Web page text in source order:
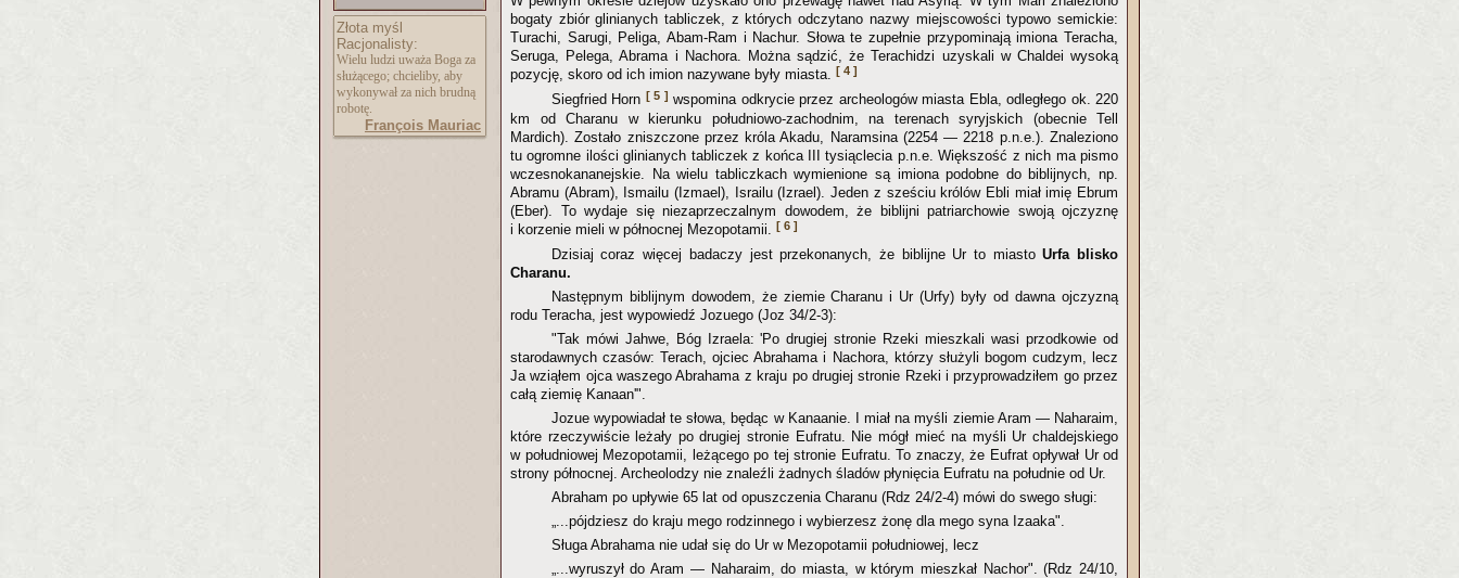
Złota myśl
Racjonalisty:
Wielu ludzi uważa Boga za
służącego; chcieliby, aby
wykonywał za nich brudną
robotę.
François Mauriac
bogaty zbiór glinianych tabliczek, z których odczytano nazwy miejscowości typowo semickie:
Turachi, Sarugi, Peliga, Abam-Ram i Nachur. Słowa te zupełnie przypominają imiona Teracha,
Seruga, Pelega, Abrama i Nachora. Można sądzić, że Terachidzi uzyskali w Chaldei wysoką
pozycję, skoro od ich imion nazywane były miasta. [ 4 ]
Siegfried Horn [ 5 ] wspomina odkrycie przez archeologów miasta Ebla, odległego ok. 220
km od Charanu w kierunku południowo-zachodnim, na terenach syryjskich (obecnie Tell
Mardich). Zostało zniszczone przez króla Akadu, Naramsina (2254 — 2218 p.n.e.). Znaleziono
tu ogromne ilości glinianych tabliczek z końca III tysiąclecia p.n.e. Większość z nich ma pismo
wczesnokananejskie. Na wielu tabliczkach wymienione są imiona podobne do biblijnych, np.
Abramu (Abram), Ismailu (Izmael), Israilu (Izrael). Jeden z sześciu królów Ebli miał imię Ebrum
(Eber). To wydaje się niezaprzeczalnym dowodem, że biblijni patriarchowie swoją ojczyznę
i korzenie mieli w północnej Mezopotamii. [ 6 ]
Dzisiaj coraz więcej badaczy jest przekonanych, że biblijne Ur to miastoUrfa blisko
Charanu.
Następnym biblijnym dowodem, że ziemie Charanu i Ur (Urfy) były od dawna ojczyzną
rodu Teracha, jest wypowiedź Jozuego (Joz 34/2-3):
"Tak mówi Jahwe, Bóg Izraela: 'Po drugiej stronie Rzeki mieszkali wasi przodkowie od
starodawnych czasów: Terach, ojciec Abrahama i Nachora, którzy służyli bogom cudzym, lecz
Ja wziąłem ojca waszego Abrahama z kraju po drugiej stronie Rzeki i przyprowadziłem go przez
całą ziemię Kanaan'".
Jozue wypowiadał te słowa, będąc w Kanaanie. I miał na myśli ziemie Aram — Naharaim,
które rzeczywiście leżały po drugiej stronie Eufratu. Nie mógł mieć na myśli Ur chaldejskiego
w południowej Mezopotamii, leżącego po tej stronie Eufratu. To znaczy, że Eufrat opływał Ur od
strony północnej. Archeolodzy nie znaleźli żadnych śladów płynięcia Eufratu na południe od Ur.
Abraham po upływie 65 lat od opuszczenia Charanu (Rdz 24/2-4) mówi do swego sługi:
„...pójdziesz do kraju mego rodzinnego i wybierzesz żonę dla mego syna Izaaka".
Sługa Abrahama nie udał się do Ur w Mezopotamii południowej, lecz
„...wyruszył do Aram — Naharaim, do miasta, w którym mieszkał Nachor". (Rdz 24/10,